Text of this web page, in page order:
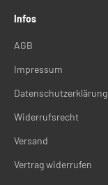
Infos
AGB
Impressum
Datenschutzerklärung
Widerrufsrecht
Versand
Vertrag widerrufen